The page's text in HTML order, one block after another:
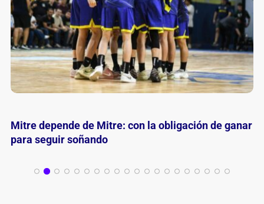
River golpeó primero y quedó a un triunfo del
ascenso